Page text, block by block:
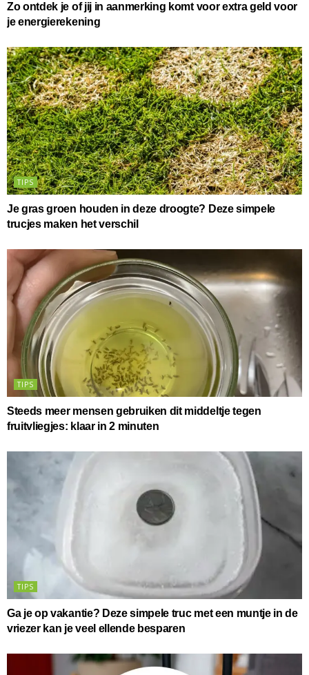
Zo ontdek je of jij in aanmerking komt voor extra geld voor
je energierekening
TIPS
Je gras groen houden in deze droogte? Deze simpele
trucjes maken het verschil
TIPS
Steeds meer mensen gebruiken dit middeltje tegen
fruitvliegjes: klaar in 2 minuten
TIPS
Ga je op vakantie? Deze simpele truc met een muntje in de
vriezer kan je veel ellende besparen